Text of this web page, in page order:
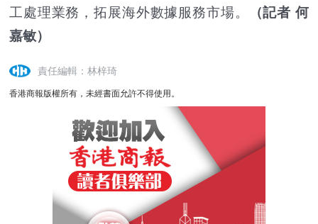
工處理業務，拓展海外數據服務市場。
（記者 何
嘉敏）
責任編輯：林梓琦
香港商報版權所有，未經書面允許不得使用。